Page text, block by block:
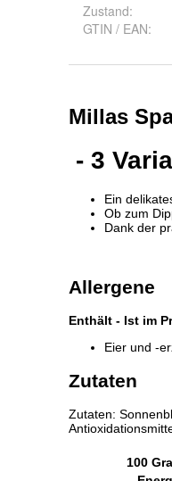
Zustand:
GTIN / EAN: